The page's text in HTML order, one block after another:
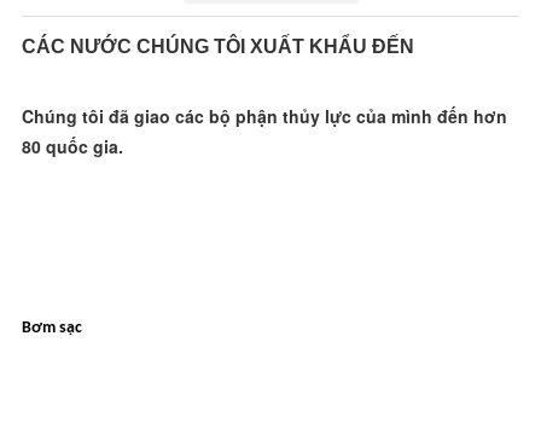
CÁC NƯỚC CHÚNG TÔI XUẤT KHẨU ĐẾN
Chúng tôi đã giao các bộ phận thủy lực của mình đến hơn
80 quốc gia.
Bơm sạc